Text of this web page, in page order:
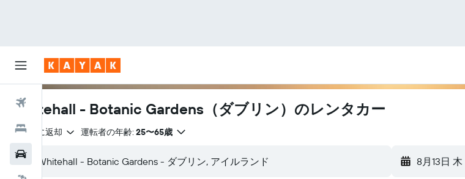
航空券
ホテル
Whitehall - Botanic Gardens（ダブリン）のレンタカー
出発地に返却 運転者の年齢: 25〜65歳
8月13日 木